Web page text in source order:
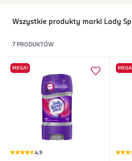
Wszystkie produkty marki Lady
7 PRODUKTÓW
MEGA!
4,9